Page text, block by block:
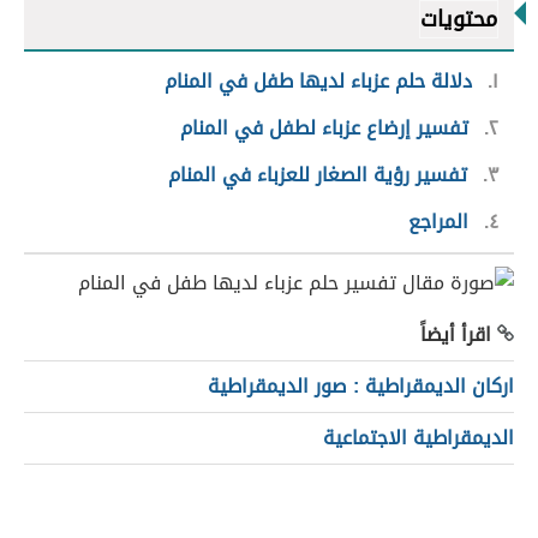
محتويات
١ دلالة حلم عزباء لديها طفل في المنام
٢ تفسير إرضاع عزباء لطفل في المنام
٣ تفسير رؤية الصغار للعزباء في المنام
٤
المراجع
اقرأ أيضاً
اركان الديمقراطية : صور الديمقراطية
الديمقراطية الاجتماعية